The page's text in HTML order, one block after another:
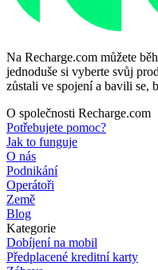
Na Recharge.com můžete
jednoduše si vyberte svůj
zůstali ve spojení a bavili se,
O společnosti Recharge.com
Potřebujete pomoc?
Jak to funguje
O nás
Podnikání
Operátoři
Země
Blog
Kategorie
Dobíjení na mobil
Předplacené kreditní karty